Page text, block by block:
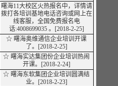
曙海11大校区火热报名中，详情请
拨打各培训基地电话咨询或网上在
线客服，全国免费报名电
话:4008699035 。
[2018-2-25]
☆ 曙海奥维通信企业培训开课
了。[2018-2-25]
☆ 曙海实达集团份企业培训热闹
开课。[2018-2-24]
☆ 曙海东软集团企业培训圆满结
业。[2018-2-23]